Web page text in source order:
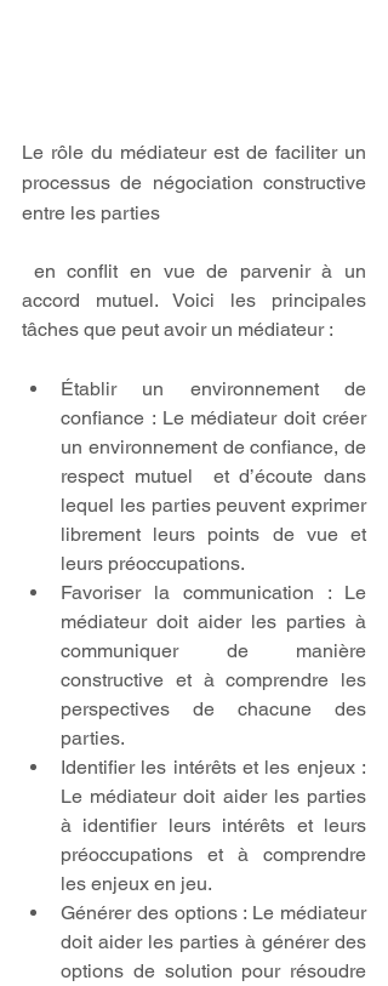
Le rôle du médiateur est de faciliter un
processus de négociation constructive
entre les parties
accord mutuel. Voici les principales
tâches que peut avoir un médiateur :
Établir un environnement de
confiance : Le médiateur doit créer
un environnement de confiance, de
respect mutuel  et d’écoute dans
lequel les parties peuvent exprimer
librement leurs points de vue et
leurs préoccupations.
Favoriser la communication : Le
médiateur doit aider les parties à
communiquer de manière
constructive et à comprendre les
perspectives de chacune des
parties.
Identifier les intérêts et les enjeux :
Le médiateur doit aider les parties
à identifier leurs intérêts et leurs
préoccupations et à comprendre
les enjeux en jeu.
Générer des options : Le médiateur
doit aider les parties à générer des
options de solution pour résoudre